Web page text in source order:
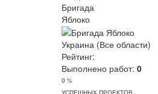
Бригада
Яблоко
Украина (Все области)
Рейтинг:
Выполнено работ: 0
0 %
УСПЕШНЫХ ПРОЕКТОВ